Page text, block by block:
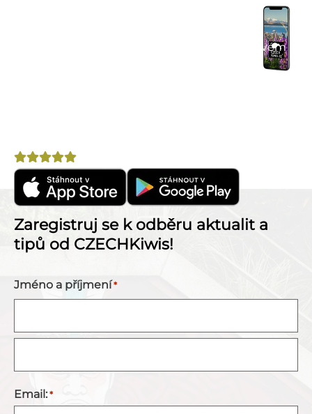
– spoj se s cestovateli ve svém
Hodnocení
Zaregistruj se k odběru aktualit a
tipů od CZECHKiwis!
Jméno a příjmení *
Email: *